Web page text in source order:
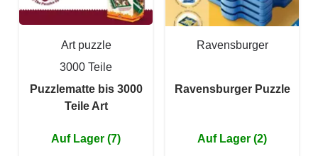
Art puzzle
3000 Teile
Puzzlematte bis 3000
Teile Art
Auf Lager (7)
Ravensburger
Ravensburger Puzzle
Auf Lager (2)